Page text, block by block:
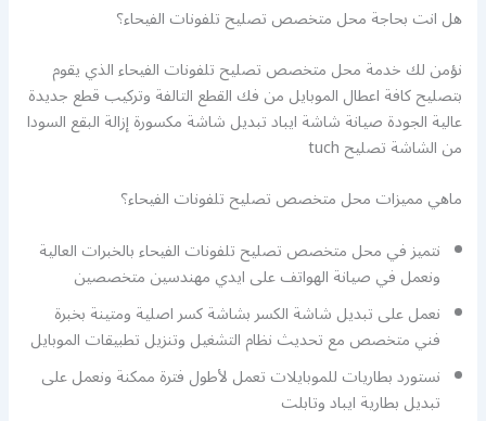
هل انت بحاجة محل متخصص تصليح تلفونات الفيحاء؟
نؤمن لك خدمة محل متخصص تصليح تلفونات الفيحاء الذي يقوم
بتصليح كافة اعطال الموبايل من فك القطع التالفة وتركيب قطع جديدة
عالية الجودة صيانة شاشة ايباد تبديل شاشة مكسورة إزالة البقع السودا
من الشاشة تصليح tuch
ماهي مميزات محل متخصص تصليح تلفونات الفيحاء؟
نتميز في محل متخصص تصليح تلفونات الفيحاء بالخبرات العالية
ونعمل في صيانة الهواتف على ايدي مهندسين متخصصين
نعمل على تبديل شاشة الكسر بشاشة كسر اصلية ومتينة بخبرة
فني متخصص مع تحديث نظام التشغيل وتنزيل تطبيقات الموبايل
نستورد بطاريات للموبايلات تعمل لأطول فترة ممكنة ونعمل على
تبديل بطارية ايباد وتابلت